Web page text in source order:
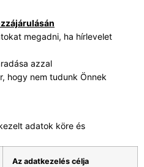
megadni, ha hírlevelet
azzal
hogy nem tudunk Önnek
adatok köre és
Az adatkezelés célja